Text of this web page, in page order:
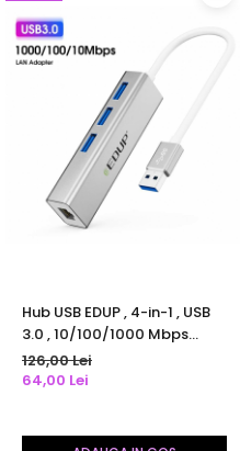
Hub USB EDUP , 4-in-1 , USB
3.0 , 10/100/1000 Mbps
Gigabit Ethernet
126,00 Lei
64,00 Lei